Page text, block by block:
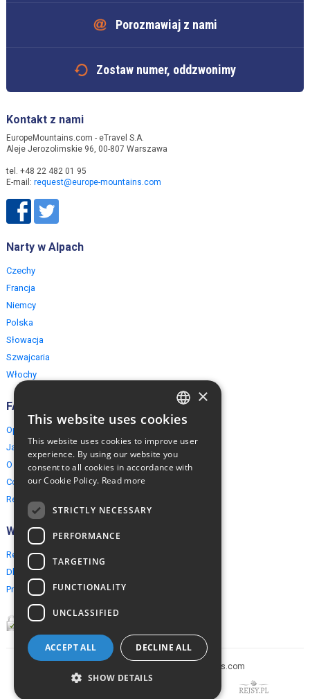
Porozmawiaj z nami
Zostaw numer, oddzwonimy
Kontakt z nami
EuropeMountains.com - eTravel S.A.
Aleje Jerozolimskie 96, 00-807 Warszawa
tel. +48 22 482 01 95
E-mail: request@europe-mountains.com
Narty w Alpach
Czechy
Francja
Niemcy
Polska
Słowacja
Szwajcaria
Włochy
FAQ
Opinie naszych klientów
Jak rezerwować?
O EuropeMountains.com
Cookies, Prywatność, Bezpieczeństwo
Regulamin
Współpraca
Rezerwacja grupowa
Dla agentów turystycznych
Program partnerski
Copyright © 2005-2026 europe-mountains.com
ENGLISH
×
This website uses cookies
This website uses cookies to improve user
experience. By using our website you
consent to all cookies in accordance with
our Cookie Policy. Read more
STRICTLY NECESSARY
PERFORMANCE
TARGETING
FUNCTIONALITY
UNCLASSIFIED
ACCEPT ALL DECLINE ALL
SHOW DETAILS